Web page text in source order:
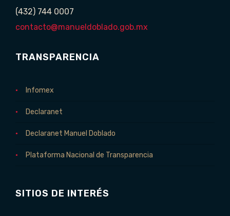
(432) 744 0007
contacto@manueldoblado.gob.mx
TRANSPARENCIA
Infomex
Declaranet
Declaranet Manuel Doblado
Plataforma Nacional de Transparencia
SITIOS DE INTERÉS